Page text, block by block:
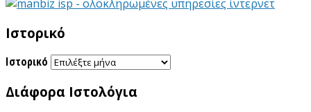
Ιστορικό
Ιστορικό
Διάφορα Ιστολόγια